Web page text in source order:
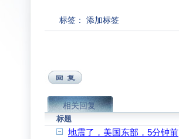
标签： 添加标签
相关回复
标题
地震了，美国东部，5分钟前